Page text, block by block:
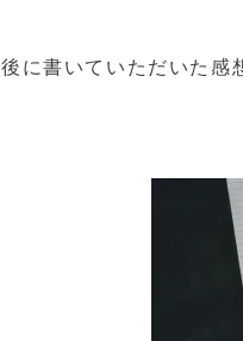
に書いていただいた感